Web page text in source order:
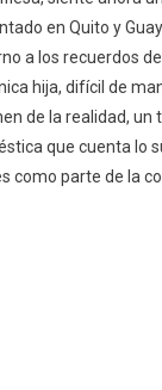
en Quito y
a los recuerdos
hija, difícil de
de la realidad, un
que cuenta lo
como parte de la